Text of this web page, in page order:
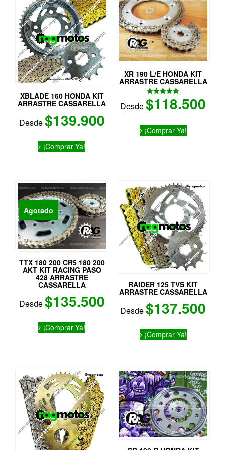
XBLADE 160 HONDA KIT
ARRASTRE CASSARELLA
Desde$139.900
¡Comprar Ya!
Las
opciones
se
pueden
elegir
en
la
página
de
producto
XR 190 L/E HONDA KIT
ARRASTRE CASSARELLA
Valorado
Desde$118.500
¡Comprar Ya!producto
opciones
se
pueden
elegir
en
la
página
de
producto
Agotado
TTX 180 200 CR5 180 200
AKT KIT RACING PASO
428 ARRASTRE
CASSARELLA
Desde$135.500
¡Comprar Ya!
opciones
se
pueden
elegir
en
la
página
RAIDER 125 TVS KIT
ARRASTRE CASSARELLA
Desde$137.500
¡Comprar Ya!producto
Las
opciones
se
pueden
elegir
en
la
página